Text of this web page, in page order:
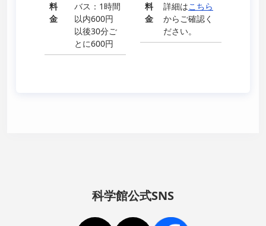
料
金
バス：1時間
以内600円
以後30分ご
とに600円
料
金
詳細はこちら
からご確認く
ださい。
科学館公式SNS